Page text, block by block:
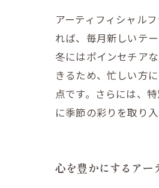
アーティフィシャル
れば、毎月新しいテ
冬にはポインセチア
きるため、忙しい方
点です。さらには、
に季節の彩りを取り
心を豊かにするアー